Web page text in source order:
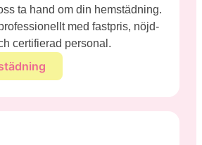
ta hand om din hemstädning.
med fastpris, nöjd-
certifierad personal.